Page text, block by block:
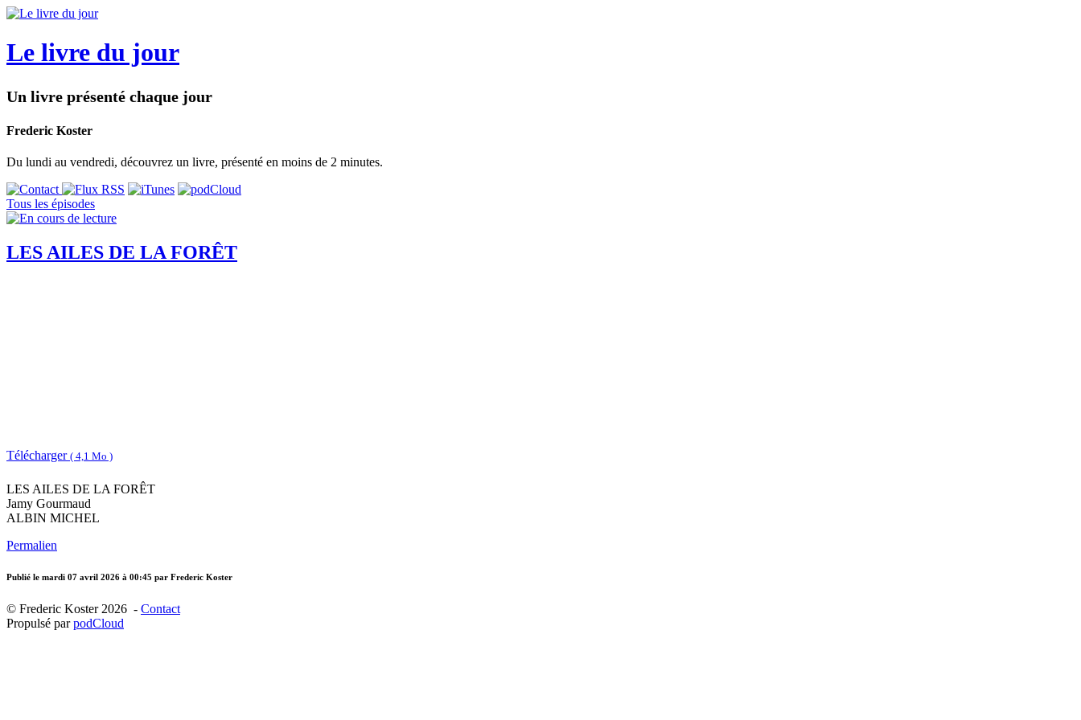
Le livre du jour
Un livre présenté chaque jour
Frederic Koster
Du lundi au vendredi, découvrez un livre, présenté en moins de 2 minutes.
Tous les épisodes
LES AILES DE LA FORÊT
Télécharger ( 4,1 Mo )
LES AILES DE LA FORÊT
Jamy Gourmaud
ALBIN MICHEL
Permalien
Publié le mardi 07 avril 2026 à 00:45 par Frederic Koster
© Frederic Koster 2026 - Contact
Propulsé parpodCloud